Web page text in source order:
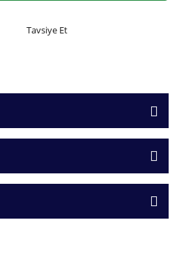
Tavsiye Et